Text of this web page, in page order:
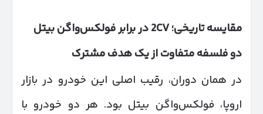
مقایسه تاریخی؛ 2CV در برابر فولکس‌واگن بیتل
دو فلسفه متفاوت از یک هدف مشترک
در همان دوران، رقیب اصلی این خودرو در بازار
اروپا، فولکس‌واگن بیتل بود. هر دو خودرو با